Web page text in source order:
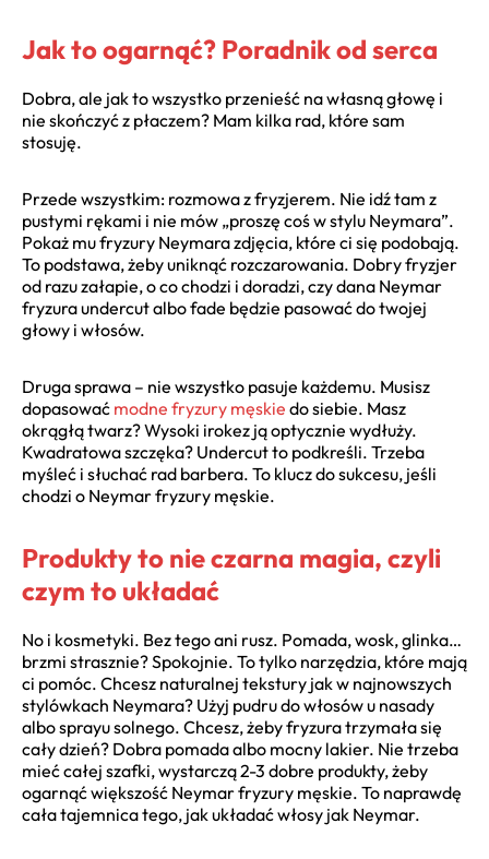
Jak to ogarnąć? Poradnik od serca
Dobra, ale jak to wszystko przenieść na własną głowę i
nie skończyć z płaczem? Mam kilka rad, które sam
stosuję.
Przede wszystkim: rozmowa z fryzjerem. Nie idź tam z
pustymi rękami i nie mów „proszę coś w stylu Neymara”.
Pokaż mu fryzury Neymara zdjęcia, które ci się podobają.
To podstawa, żeby uniknąć rozczarowania. Dobry fryzjer
od razu załapie, o co chodzi i doradzi, czy dana Neymar
fryzura undercut albo fade będzie pasować do twojej
głowy i włosów.
Druga sprawa – nie wszystko pasuje każdemu. Musisz
dopasować modne fryzury męskie do siebie. Masz
okrągłą twarz? Wysoki irokez ją optycznie wydłuży.
Kwadratowa szczęka? Undercut to podkreśli. Trzeba
myśleć i słuchać rad barbera. To klucz do sukcesu, jeśli
chodzi o Neymar fryzury męskie.
Produkty to nie czarna magia, czyli
czym to układać
No i kosmetyki. Bez tego ani rusz. Pomada, wosk, glinka…
brzmi strasznie? Spokojnie. To tylko narzędzia, które mają
ci pomóc. Chcesz naturalnej tekstury jak w najnowszych
stylówkach Neymara? Użyj pudru do włosów u nasady
albo sprayu solnego. Chcesz, żeby fryzura trzymała się
cały dzień? Dobra pomada albo mocny lakier. Nie trzeba
mieć całej szafki, wystarczą 2-3 dobre produkty, żeby
ogarnąć większość Neymar fryzury męskie. To naprawdę
cała tajemnica tego, jak układać włosy jak Neymar.